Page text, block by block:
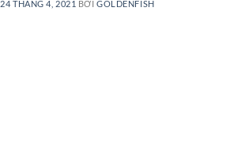
24 THÁNG 4, 2021 BỞIGOLDENFISH